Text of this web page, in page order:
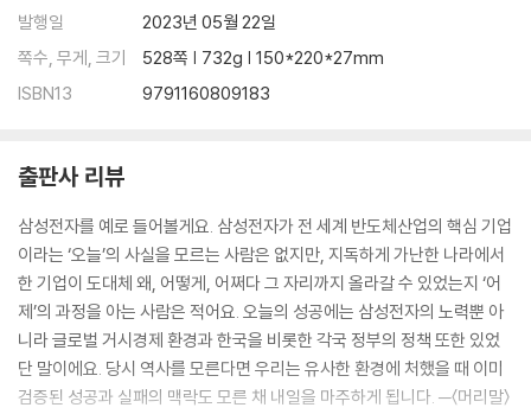
4. 이것도 다 먹고살자고 하는 짓
5. 세계 6위 국방력인데도 자꾸 불안한 건 기분 탓일 거야
2016년 한한령과 사드 - 1980년대~ 북방정책
사진 출처
발행일
2023년 05월 22일
쪽수, 무게, 크기
528쪽 | 732g | 150*220*27mm
ISBN13
9791160809183
출판사 리뷰
삼성전자를 예로 들어볼게요. 삼성전자가 전 세계 반도체산업의 핵심 기업
이라는 ‘오늘’의 사실을 모르는 사람은 없지만, 지독하게 가난한 나라에서
한 기업이 도대체 왜, 어떻게, 어쩌다 그 자리까지 올라갈 수 있었는지 ‘어
제’의 과정을 아는 사람은 적어요. 오늘의 성공에는 삼성전자의 노력뿐 아
니라 글로벌 거시경제 환경과 한국을 비롯한 각국 정부의 정책 또한 있었
단 말이에요. 당시 역사를 모른다면 우리는 유사한 환경에 처했을 때 이미
검증된 성공과 실패의 맥락도 모른 채 내일을 마주하게 됩니다. ─〈머리말〉